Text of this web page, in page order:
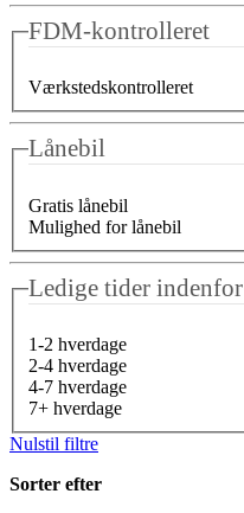
FDM-kontrolleret
Værkstedskontrolleret
Lånebil
Gratis lånebil
Mulighed for lånebil
Ledige tider indenfor
1-2 hverdage
2-4 hverdage
4-7 hverdage
7+ hverdage
Nulstil filtre
Sorter efter